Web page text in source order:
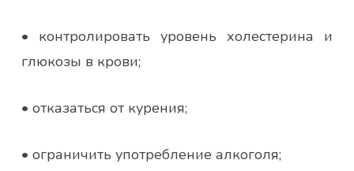
• контролировать уровень холестерина и
глюкозы в крови;
• отказаться от курения;
• ограничить употребление алкоголя;